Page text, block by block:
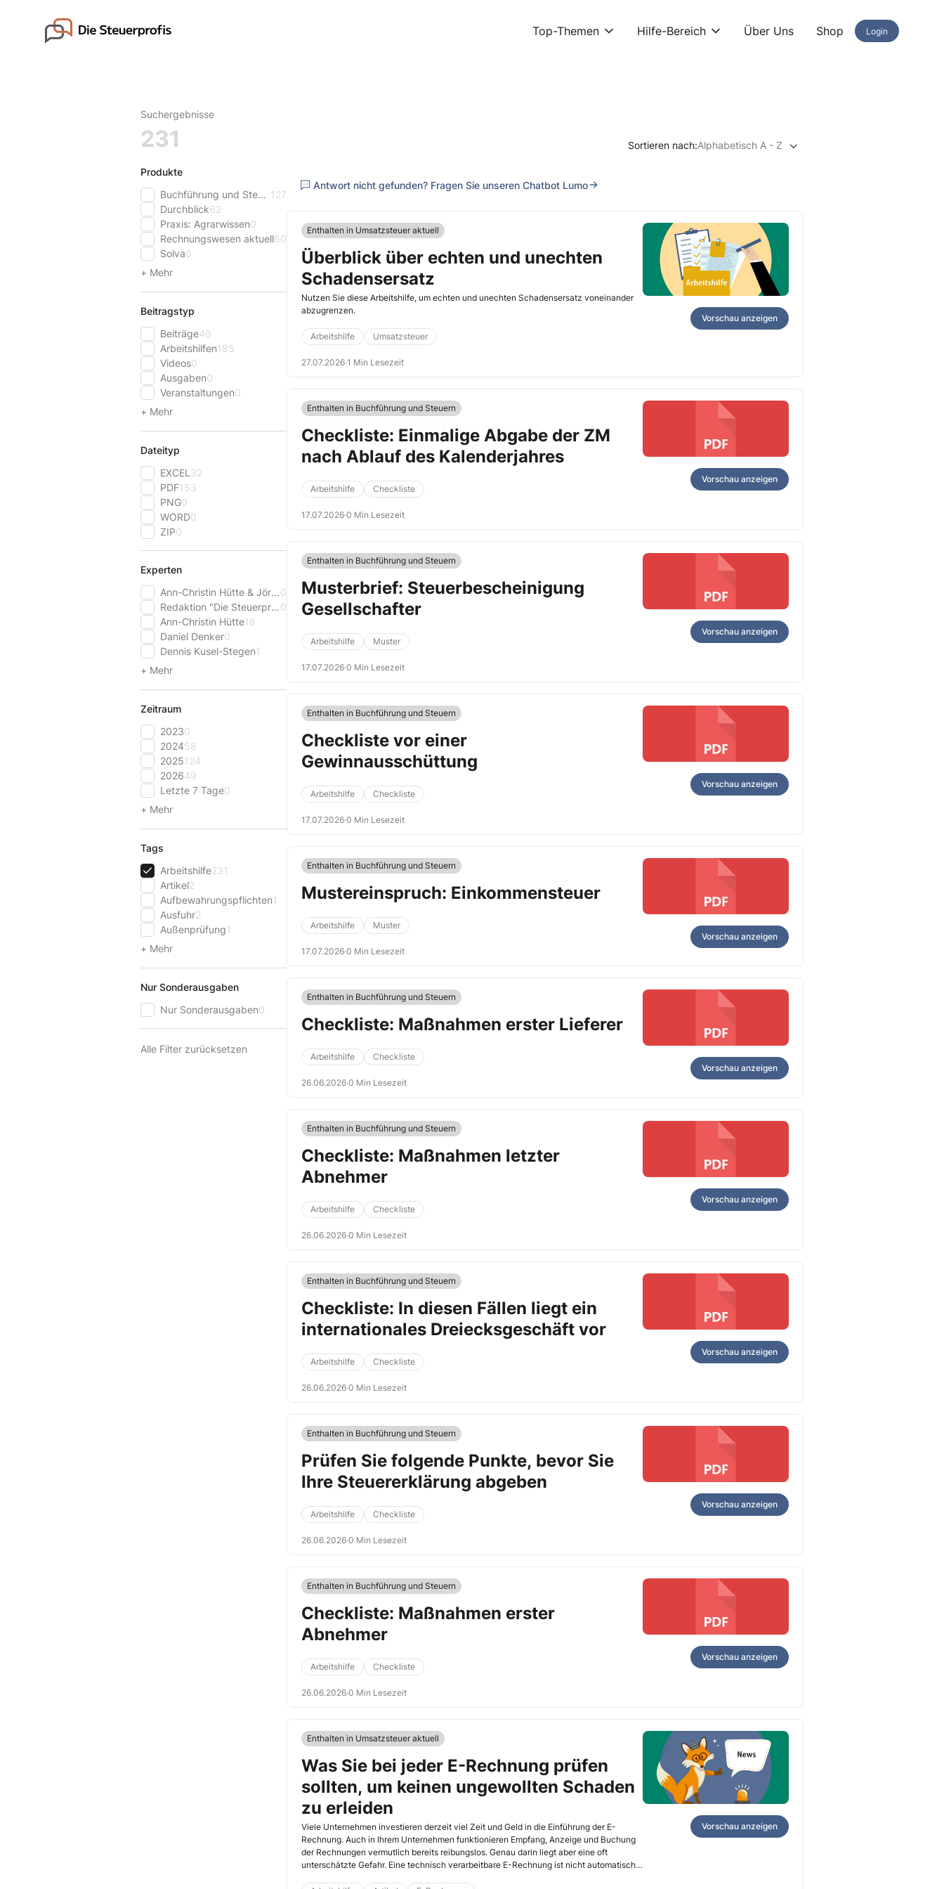
Go to landing page. Top-Themen Hilfe-Bereich Über Uns Shop Login
Suchergebnisse
231 Sortieren nach:Alphabetisch A - Z
Produkte
Buchführung und Steuern 127
Durchblick62
Praxis: Agrarwissen0
Rechnungswesen aktuell60
Solva0
+ Mehr
Beitragstyp
Beiträge46
Arbeitshilfen185
Videos0
Ausgaben0
Veranstaltungen0
+ Mehr
Dateityp
EXCEL 32
PDF153
PNG0
WORD0
ZIP0
Experten
Ann-Christin Hütte & Jörg Wilde 0
Redaktion "Die Steuerprofis" 0
Ann-Christin Hütte18
Daniel Denker0
Dennis Kusel-Stegen1
+ Mehr
Zeitraum
20230
202458
2025124
202649
Letzte 7 Tage0
+ Mehr
Tags
Arbeitshilfe231
Artikel2
Aufbewahrungspflichten1
Ausfuhr2
Außenprüfung1
+ Mehr
Nur Sonderausgaben
Nur Sonderausgaben0
Alle Filter zurücksetzen
Antwort nicht gefunden? Fragen Sie unseren Chatbot Lumo
Enthalten in Umsatzsteuer aktuell
Überblick über echten und unechten
Schadensersatz
Nutzen Sie diese Arbeitshilfe, um echten und unechten Schadensersatz voneinander
abzugrenzen.
Arbeitshilfe Umsatzsteuer
27.07.2026·1 Min Lesezeit
Vorschau anzeigen
Enthalten in Buchführung und Steuern
Checkliste: Einmalige Abgabe der ZM
nach Ablauf des Kalenderjahres
Arbeitshilfe Checkliste
17.07.2026·0 Min Lesezeit
Vorschau anzeigen
Enthalten in Buchführung und Steuern
Musterbrief: Steuerbescheinigung
Gesellschafter
Arbeitshilfe Muster
17.07.2026·0 Min Lesezeit
Vorschau anzeigen
Enthalten in Buchführung und Steuern
Checkliste vor einer
Gewinnausschüttung
Arbeitshilfe Checkliste
17.07.2026·0 Min Lesezeit
Vorschau anzeigen
Enthalten in Buchführung und Steuern
Mustereinspruch: Einkommensteuer
Arbeitshilfe Muster
17.07.2026·0 Min Lesezeit
Vorschau anzeigen
Enthalten in Buchführung und Steuern
Checkliste: Maßnahmen erster Lieferer
Arbeitshilfe Checkliste
26.06.2026·0 Min Lesezeit
Vorschau anzeigen
Enthalten in Buchführung und Steuern
Checkliste: Maßnahmen letzter
Abnehmer
Arbeitshilfe Checkliste
26.06.2026·0 Min Lesezeit
Vorschau anzeigen
Enthalten in Buchführung und Steuern
Checkliste: In diesen Fällen liegt ein
internationales Dreiecksgeschäft vor
Arbeitshilfe Checkliste
26.06.2026·0 Min Lesezeit
Vorschau anzeigen
Enthalten in Buchführung und Steuern
Prüfen Sie folgende Punkte, bevor Sie
Ihre Steuererklärung abgeben
Arbeitshilfe Checkliste
26.06.2026·0 Min Lesezeit
Vorschau anzeigen
Enthalten in Buchführung und Steuern
Checkliste: Maßnahmen erster
Abnehmer
Arbeitshilfe Checkliste
26.06.2026·0 Min Lesezeit
Vorschau anzeigen
Enthalten in Umsatzsteuer aktuell
Was Sie bei jeder E-Rechnung prüfen
sollten, um keinen ungewollten Schaden
zu erleiden
Viele Unternehmen investieren derzeit viel Zeit und Geld in die Einführung der E-
Rechnung. Auch in Ihrem Unternehmen funktionieren Empfang, Anzeige und Buchung
der Rechnungen vermutlich bereits reibungslos. Genau darin liegt aber eine oft
unterschätzte Gefahr. Eine technisch verarbeitbare E-Rechnung ist nicht automatisch
Vorschau anzeigen